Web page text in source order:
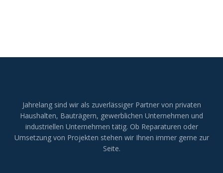
Jahrelang sind wir als zuverlässiger Partner von privaten
Haushalten, Bauträgern, gewerblichen Unternehmen und
industriellen Unternehmen tätig. Ob Reparaturen oder
Umsetzung von Projekten stehen wir Ihnen immer gerne zur
Seite.